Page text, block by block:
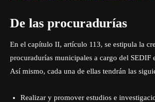
De las procuradurías
En el capítulo II, artículo 113, se estipula la
procuradurías municipales a cargo del SEDIF
Así mismo, cada una de ellas tendrán las
Realizar y promover estudios e